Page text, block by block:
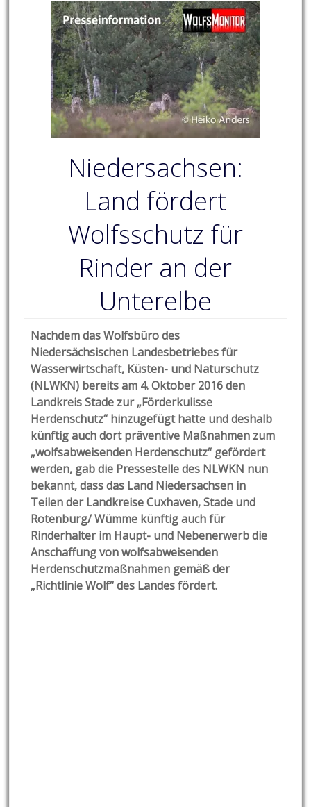
Niedersachsen:
Land fördert
Wolfsschutz für
Rinder an der
Unterelbe
Nachdem das Wolfsbüro des
Niedersächsischen Landesbetriebes für
Wasserwirtschaft, Küsten- und Naturschutz
(NLWKN) bereits am 4. Oktober 2016 den
Landkreis Stade zur „Förderkulisse
Herdenschutz“ hinzugefügt hatte und deshalb
künftig auch dort präventive Maßnahmen zum
„wolfsabweisenden Herdenschutz“ gefördert
werden, gab die Pressestelle des NLWKN nun
bekannt, dass das Land Niedersachsen in
Teilen der Landkreise Cuxhaven, Stade und
Rotenburg/ Wümme künftig auch für
Rinderhalter im Haupt- und Nebenerwerb die
Anschaffung von wolfsabweisenden
Herdenschutzmaßnahmen gemäß der
„Richtlinie Wolf“ des Landes fördert.